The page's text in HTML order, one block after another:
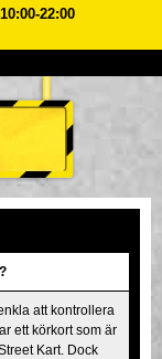
22:00
Pris
Akihabara#1
Shibuya
att kontrollera
ett körkort som är
Kart. Dock